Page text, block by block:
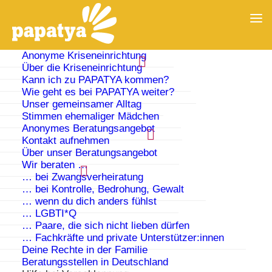
Anonyme Kriseneinrichtung
Über die Kriseneinrichtung
Kann ich zu PAPATYA kommen?
Wie geht es bei PAPATYA weiter?
Unser gemeinsamer Alltag
Stimmen ehemaliger Mädchen
Anonymes Beratungsangebot
Kontakt aufnehmen
Über unser Beratungsangebot
Wir beraten …
… bei Zwangsverheiratung
… bei Kontrolle, Bedrohung, Gewalt
… wenn du dich anders fühlst
… LGBTI*Q
… Paare, die sich nicht lieben dürfen
… Fachkräfte und private Unterstützer:innen
Deine Rechte in der Familie
Beratungsstellen in Deutschland
Deutsche Botschaften im
Ausland
Wenn du einen deutschen Pass hast, ist die deutsche